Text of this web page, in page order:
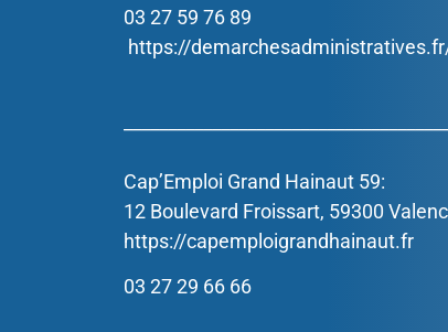
03 27 59 76 89
https://
Cap’Emploi Grand Hainaut 59:
12 Boulevard Froissart, 59300
https://capemploigrandhainaut.fr
03 27 29 66 66